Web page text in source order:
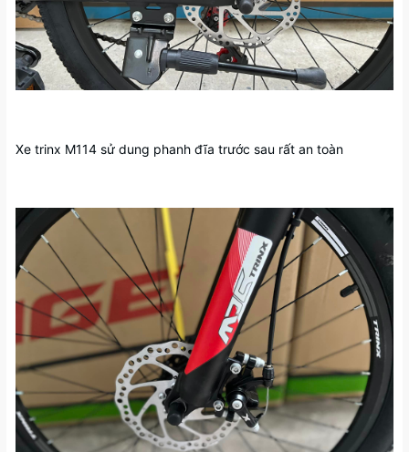
Xe trinx M114 sử dung phanh đĩa trước sau rất an toàn